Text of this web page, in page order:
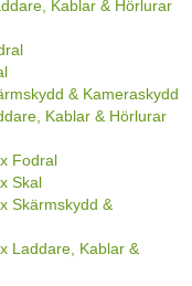
Kablar & Hörlurar
& Kameraskydd
Kablar & Hörlurar
Fodral
Skal
Skärmskydd &
Laddare, Kablar &